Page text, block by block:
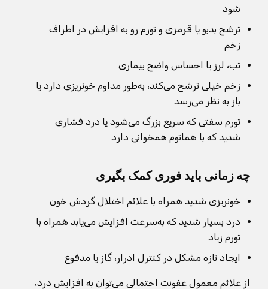
شود
ترشح بدبو یا قرمزی و تورم رو به افزایش در اطراف
زخم
تب، لرز یا احساس واضح بیماری
زخم خیلی ترشح می‌کند، به‌طور مداوم خونریزی دارد یا
باز به نظر می‌رسد
تورم سفتی که سریع بزرگ می‌شود یا درد فشاری
شدید که با هماتوم همخوانی دارد
چه زمانی باید فوری کمک بگیری
خونریزی شدید همراه با علائم اختلال گردش خون
درد بسیار شدید که به‌سرعت افزایش می‌یابد همراه با
تورم زیاد
ایجاد تازه مشکل در کنترل ادرار، گاز یا مدفوع
از علائم معمول عفونت احتمالی می‌توان به افزایش درد،